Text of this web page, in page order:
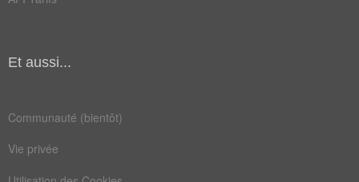
Et aussi...
Communauté (bientôt)
Vie privée